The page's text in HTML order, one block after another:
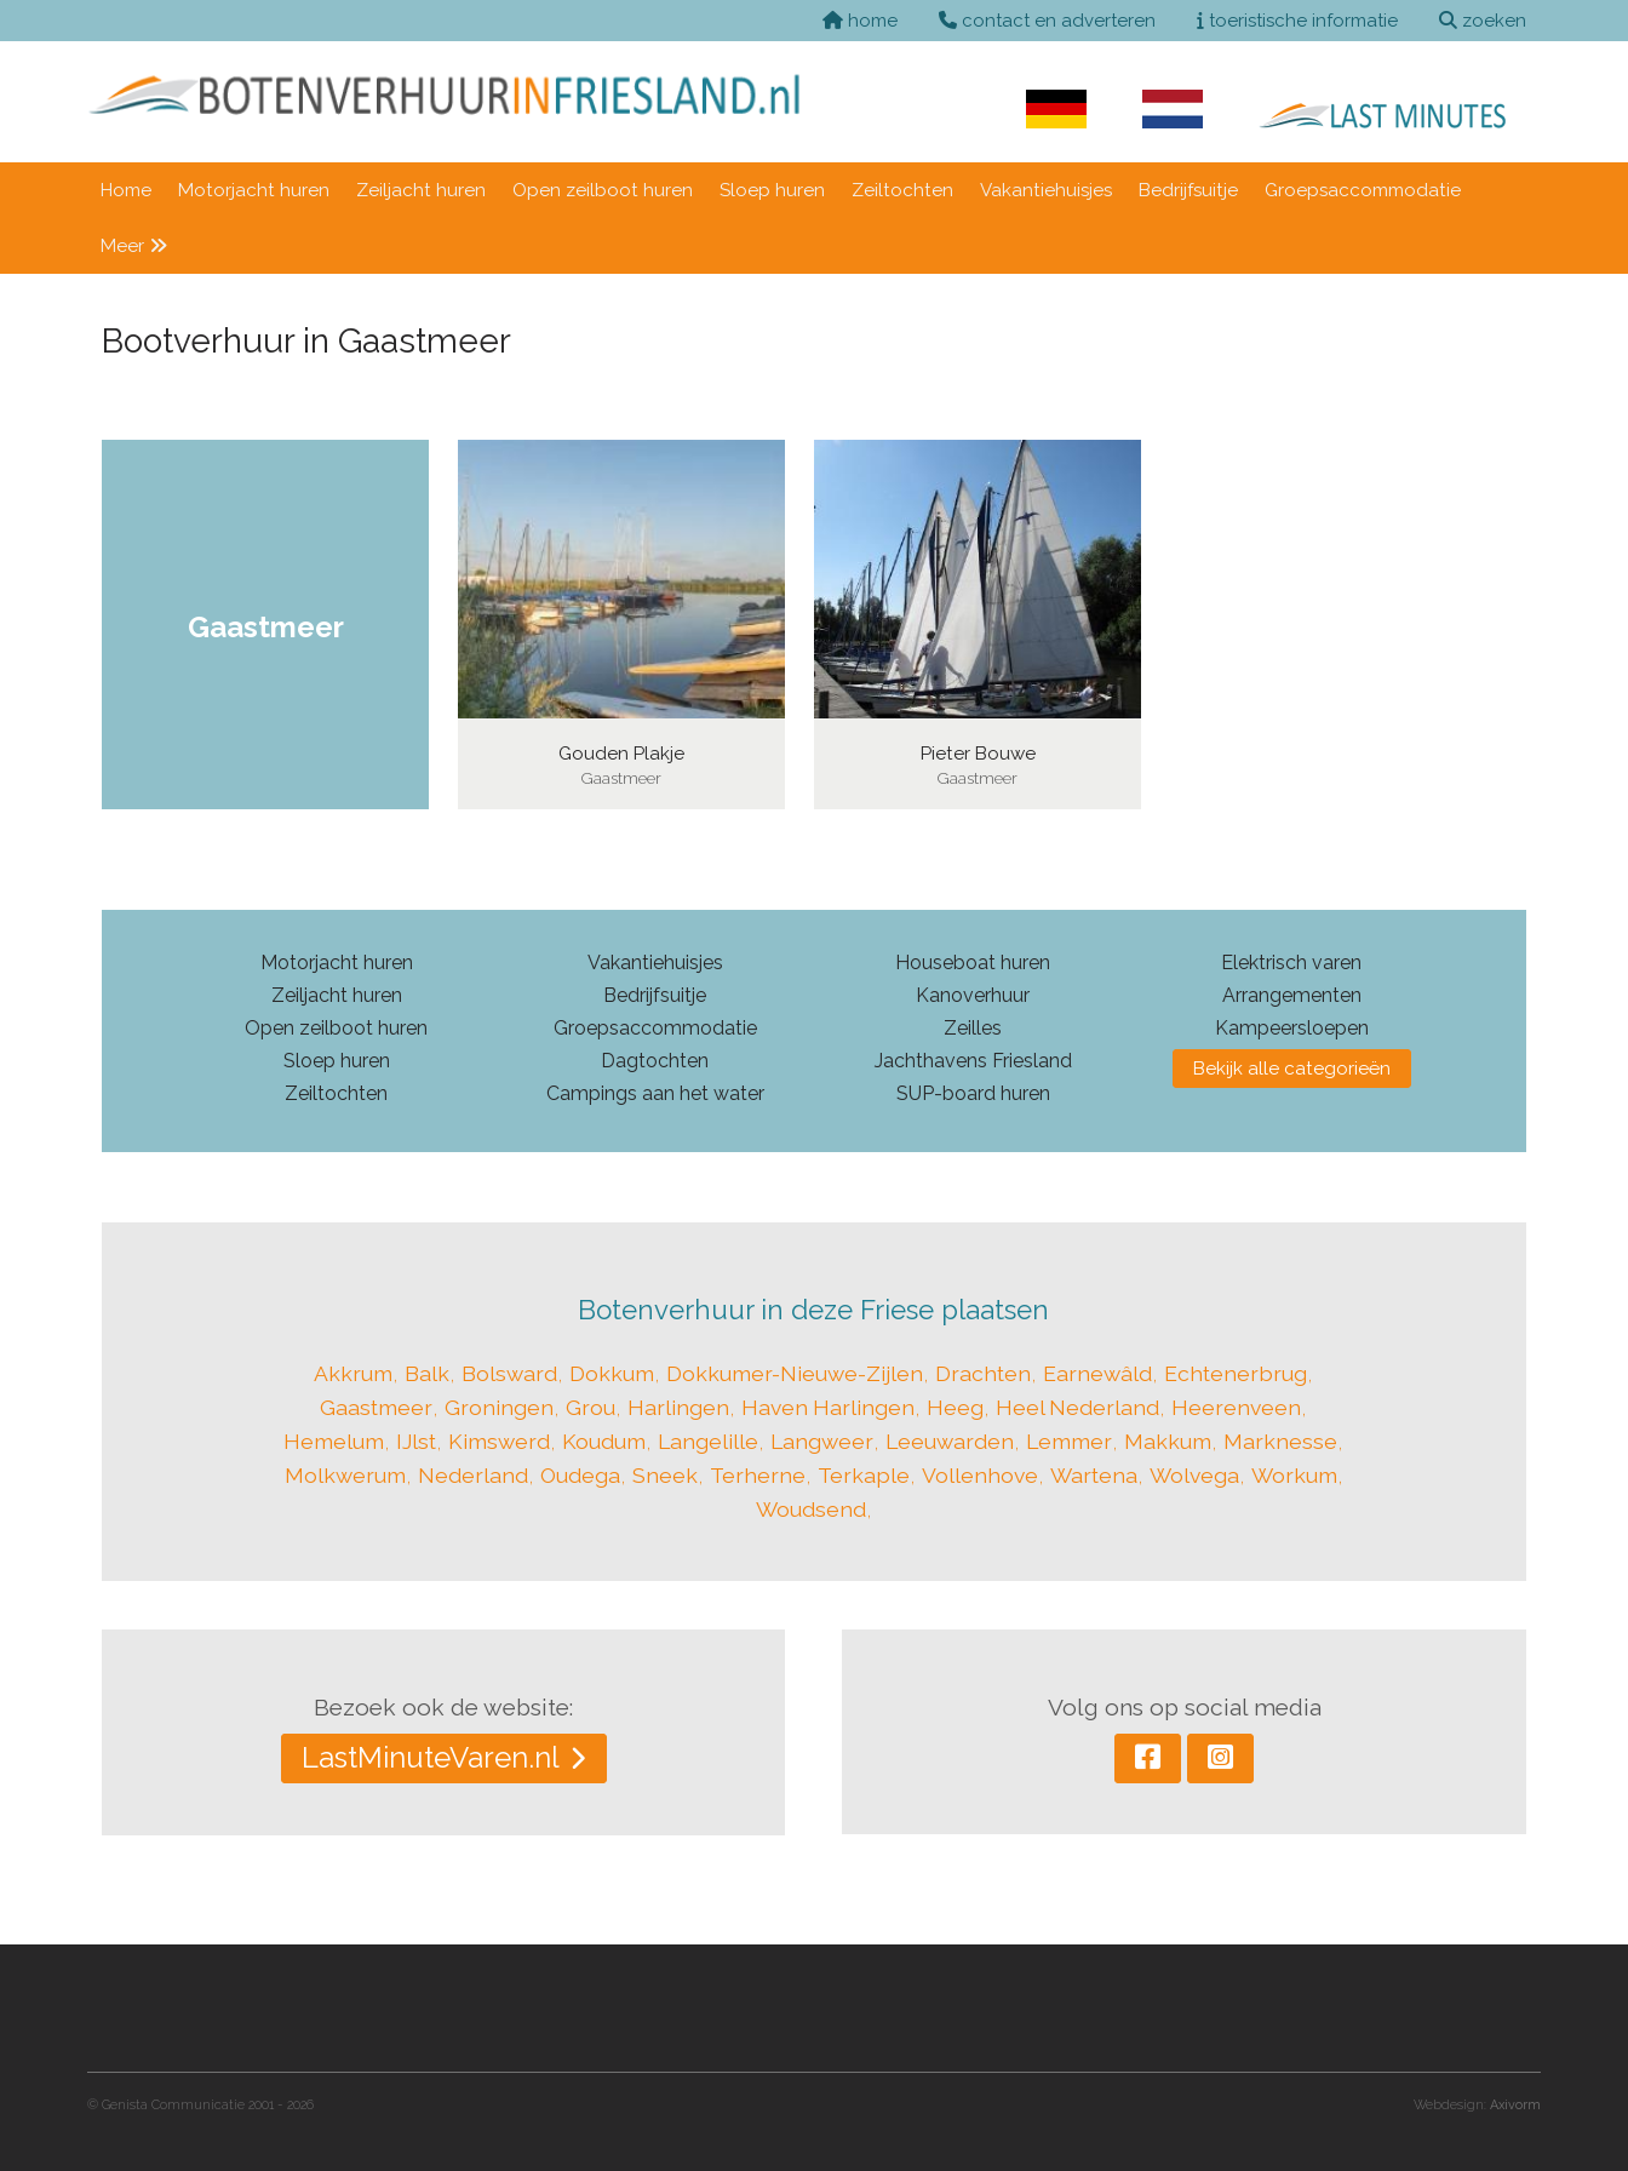
home contact en adverteren toeristische informatie zoeken
Home Motorjacht huren Zeiljacht huren Open zeilboot huren Sloep huren Zeiltochten Vakantiehuisjes Bedrijfsuitje Groepsaccommodatie
Meer
Bootverhuur in Gaastmeer
Gaastmeer
Gouden Plakje
Gaastmeer
Pieter Bouwe
Gaastmeer
Motorjacht huren
Zeiljacht huren
Open zeilboot huren
Sloep huren
Zeiltochten
Vakantiehuisjes
Bedrijfsuitje
Groepsaccommodatie
Dagtochten
Campings aan het water
Houseboat huren
Kanoverhuur
Zeilles
Jachthavens Friesland
SUP-board huren
Elektrisch varen
Arrangementen
Kampeersloepen
Bekijk alle categorieën
Botenverhuur in deze Friese plaatsen
Akkrum, Balk, Bolsward, Dokkum, Dokkumer-Nieuwe-Zijlen, Drachten, Earnewâld, Echtenerbrug,
Gaastmeer,Groningen,Grou, Harlingen, Haven Harlingen, Heeg, Heel Nederland, Heerenveen,
Hemelum, IJlst, Kimswerd, Koudum, Langelille, Langweer, Leeuwarden, Lemmer, Makkum, Marknesse,
Molkwerum, Nederland, Oudega, Sneek, Terherne, Terkaple, Vollenhove, Wartena, Wolvega, Workum,
Woudsend,
Bezoek ook de website:
LastMinuteVaren.nl
Volg ons op social media
© Genista Communicatie 2001 - 2026 Webdesign: Axivorm